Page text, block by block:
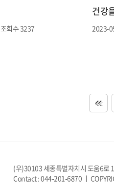
조회수 3237
건강
2023-
<<
(우)30103 세종특별자치시 도움6로
Contact : 044-201-6870 ㅣ